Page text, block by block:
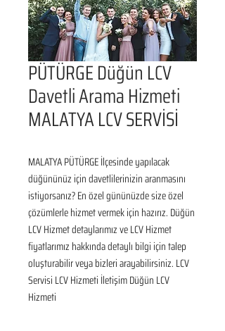
PÜTÜRGE Düğün LCV
Davetli Arama Hizmeti
MALATYA LCV SERVİSİ
MALATYA PÜTÜRGE İlçesinde yapılacak
düğününüz için davetlilerinizin aranmasını
istiyorsanız? En özel gününüzde size özel
çözümlerle hizmet vermek için hazırız. Düğün
LCV Hizmet detaylarımız ve LCV Hizmet
fiyatlarımız hakkında detaylı bilgi için talep
oluşturabilir veya bizleri arayabilirsiniz. LCV
Servisi LCV Hizmeti İletişim Düğün LCV
Hizmeti